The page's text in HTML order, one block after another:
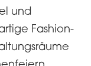
und
Fashion-